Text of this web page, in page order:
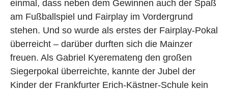
einmal, dass neben dem Gewinnen auch der Spaß
am Fußballspiel und Fairplay im Vordergrund
stehen. Und so wurde als erstes der Fairplay-Pokal
überreicht – darüber durften sich die Mainzer
freuen. Als Gabriel Kyeremateng den großen
Siegerpokal überreichte, kannte der Jubel der
Kinder der Frankfurter Erich-Kästner-Schule kein